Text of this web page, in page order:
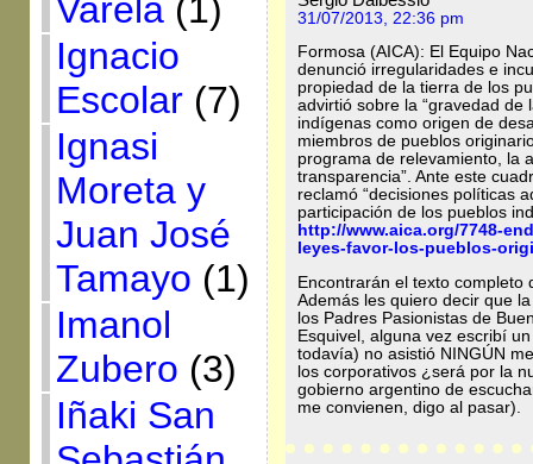
Varela(1)
Ignacio
Escolar(7)
Ignasi
Moreta y
Juan José
Tamayo (1)
Imanol
Zubero (3)
Iñaki San
31/07/2013, 22:36 pm
Formosa (AICA): El Equipo
denunció irregularidades e
propiedad de la tierra de los
advirtió sobre la “gravedad
indígenas como origen de
miembros de pueblos
programa de relevamiento, la
transparencia”. Ante este
reclamó “decisiones políticas
participación de los pueblos
http://www.aica.org/7748-
leyes-favor-los-pueblos-
Encontrarán el texto completo
Además les quiero decir que
los Padres Pasionistas de
Esquivel, alguna vez escribí
todavía) no asistió NINGÚN
los corporativos ¿será por la
gobierno argentino de
me convienen, digo al pasar).